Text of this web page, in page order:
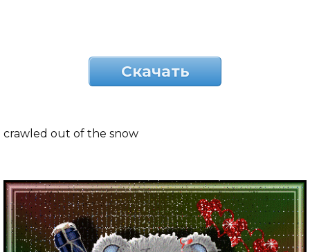
Скачать
crawled out of the snow